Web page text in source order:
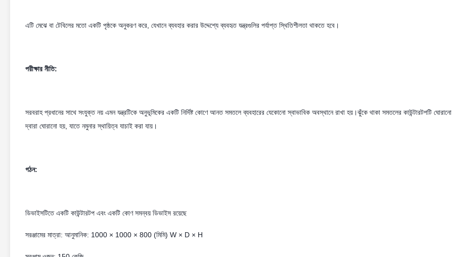
এটি মেঝে বা টেবিলের মতো একটি পৃষ্ঠকে অনুকরণ করে, যেখানে ব্যবহার করার উদ্দেশ্যে ব্যবহৃত যন্ত্রগুলির পর্যাপ্ত স্থিতিশীলতা থাকতে হবে।
পরীক্ষার নীতি:
সরবরাহ প্রধানের সাথে সংযুক্ত নয় এমন যন্ত্রটিকে অনুভূমিকের একটি নির্দিষ্ট কোণে আনত সমতলে ব্যবহারের যেকোনো স্বাভাবিক অবস্থানে রাখা হয়।ঝুঁকে থাকা সমতলের কাউন্টারটপটি ঘোরানো
দ্বারা ঘোরানো হয়, যাতে নমুনার স্থায়িত্ব যাচাই করা যায়।
গঠন:
ডিভাইসটিতে একটি কাউন্টারটপ এবং একটি কোণ সমন্বয় ডিভাইস রয়েছে
সরঞ্জামের মাত্রা: আনুমানিক: 1000 × 1000 × 800 (মিমি) W × D × H